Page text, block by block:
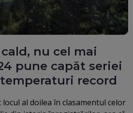
nu cel mai
pune capăt seriei
record
al doilea în clasamentul celor